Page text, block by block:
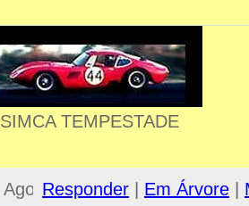
SIMCA TEMPESTADE
Responder Em Árvore
Ago